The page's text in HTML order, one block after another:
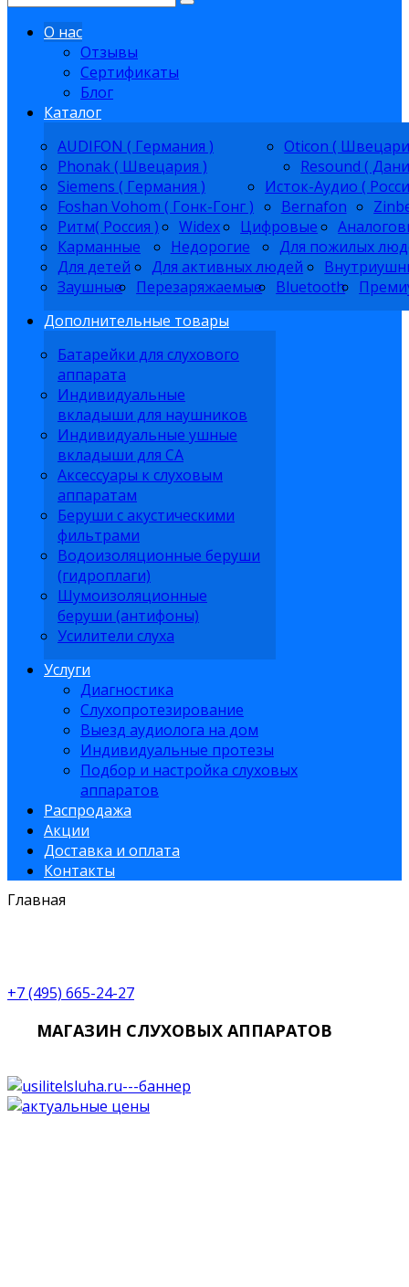
О нас
Отзывы
Сертификаты
Блог
Каталог
AUDIFON ( Германия )
Oticon (
Phonak ( Швецария )
Resound (
Siemens ( Германия )
Исток-Аудио (
Foshan Vohom ( Гонк-Гонг )
Bernafon
Ритм( Россия )
Widex Цифровые
Карманные
Недорогие
Для пожилых
Для детей
Для активных людей
Заушные
Перезаряжаемые Bluetooth
Дополнительные товары
Батарейки для слухового
аппарата
Индивидуальные
вкладыши для наушников
Индивидуальные ушные
вкладыши для СА
Аксессуары к слуховым
аппаратам
Беруши с акустическими
фильтрами
Водоизоляционные беруши
(гидроплаги)
Шумоизоляционные
беруши (антифоны)
Усилители слуха
Услуги
Диагностика
Слухопротезирование
Выезд аудиолога на дом
Индивидуальные протезы
Подбор и настройка слуховых
аппаратов
Распродажа
Акции
Доставка и оплата
Контакты
Главная
+7 (495) 665-24-27
МАГАЗИН СЛУХОВЫХ АППАРАТОВ